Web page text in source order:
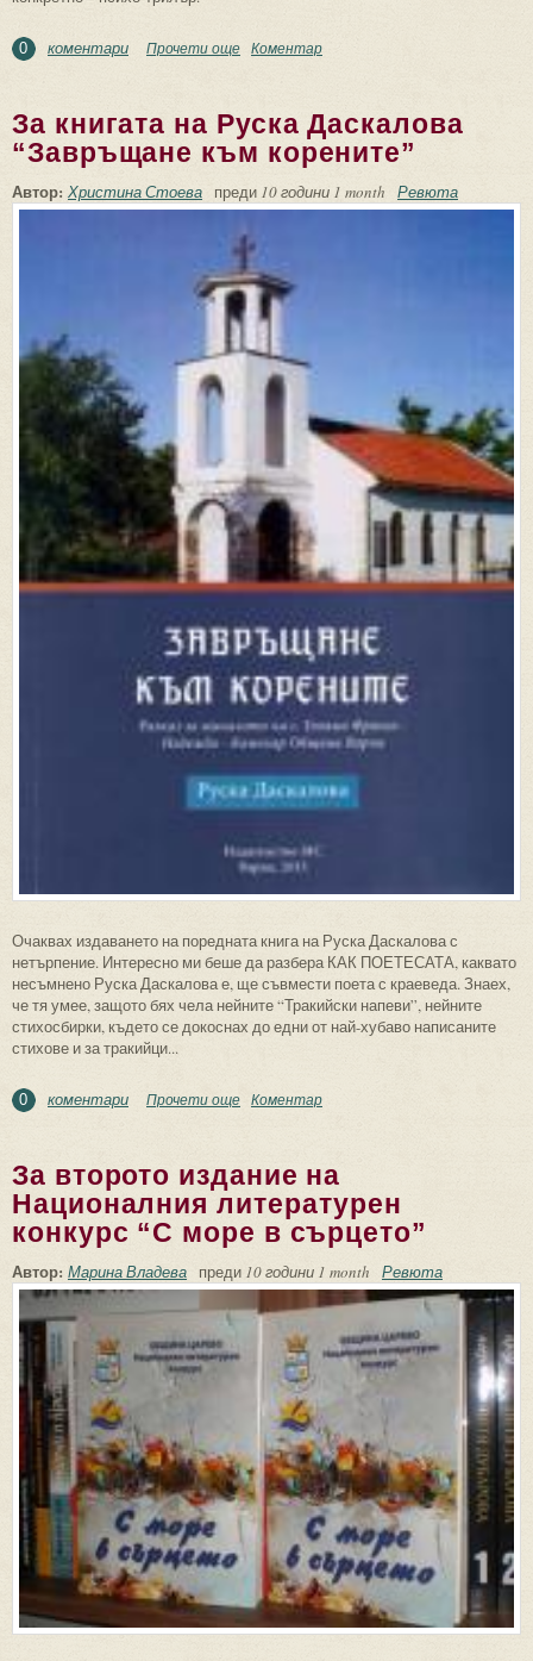
0 коментари Прочети още about Психология на отмъщението в
Коментар
За книгата на Руска Даскалова
“Завръщане към корените”
Автор: Христина Стоева преди 10 години 1 month Ревюта
Очаквах издаването на поредната книга на Руска Даскалова с
нетърпение. Интересно ми беше да разбера КАК ПОЕТЕСАТА, каквато
несъмнено Руска Даскалова е, ще съвмести поета с краеведа. Знаех,
че тя умее, защото бях чела нейните “Тракийски напеви”, нейните
стихосбирки, където се докоснах до едни от най-хубаво написаните
стихове и за тракийци...
0 коментари Прочети още about За книгата на Руска Даскалова
Коментар
За второто издание на
Националния литературен
конкурс “С море в сърцето”
Автор: Марина Владева преди 10 години 1 month Ревюта